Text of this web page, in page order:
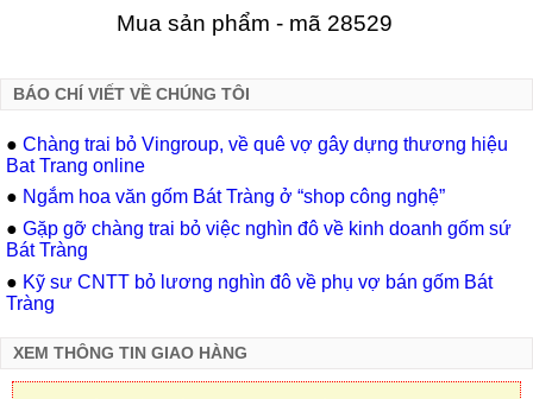
Mua sản phẩm - mã 28529
BÁO CHÍ VIẾT VỀ CHÚNG TÔI
● Chàng trai bỏ Vingroup, về quê vợ gây dựng thương hiệu
Bat Trang online
● Ngắm hoa văn gốm Bát Tràng ở “shop công nghệ”
● Gặp gỡ chàng trai bỏ việc nghìn đô về kinh doanh gốm sứ
Bát Tràng
● Kỹ sư CNTT bỏ lương nghìn đô về phụ vợ bán gốm Bát
Tràng
XEM THÔNG TIN GIAO HÀNG